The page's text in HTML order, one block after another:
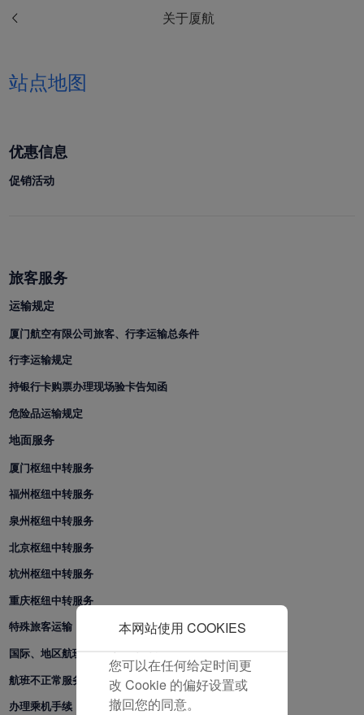
关于厦航
站点地图
优惠信息
促销活动
旅客服务
运输规定
厦门航空有限公司旅客、行李运输总条件
行李运输规定
持银行卡购票办理现场验卡告知函
危险品运输规定
地面服务
厦门枢纽中转服务
福州枢纽中转服务
泉州枢纽中转服务
北京枢纽中转服务
杭州枢纽中转服务
重庆枢纽中转服务
特殊旅客运输
国际、地区航班联程中转服务产品
航班不正常服务
办理乘机手续
本网站使用 COOKIES
并为您提供最佳的用户体
在您的浏览器中。
放置所有的营销Cookie。
点击“拒绝”，我们将不会
您可以在任何给定时间更
改 Cookie 的偏好设置或
撤回您的同意。